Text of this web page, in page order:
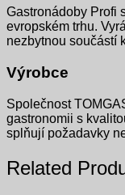
Gastronádoby Profi
evropském trhu.
nezbytnou součástí
Výrobce
Společnost
gastronomii s
splňují požadavky
Related